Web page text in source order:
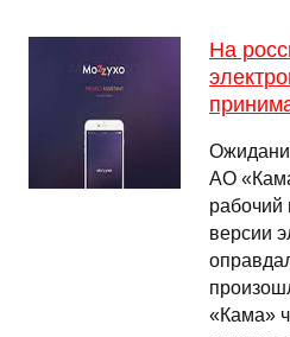
На
АО
рабочий
версии
«Кама»